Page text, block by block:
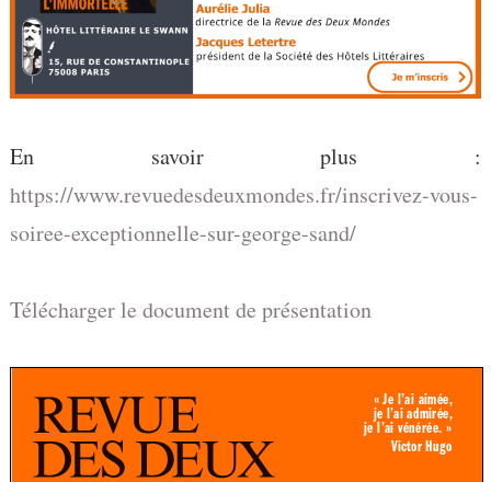
En savoir plus :
https://www.revuedesdeuxmondes.fr/inscrivez-vous-
soiree-exceptionnelle-sur-george-sand/
Télécharger le document de présentation